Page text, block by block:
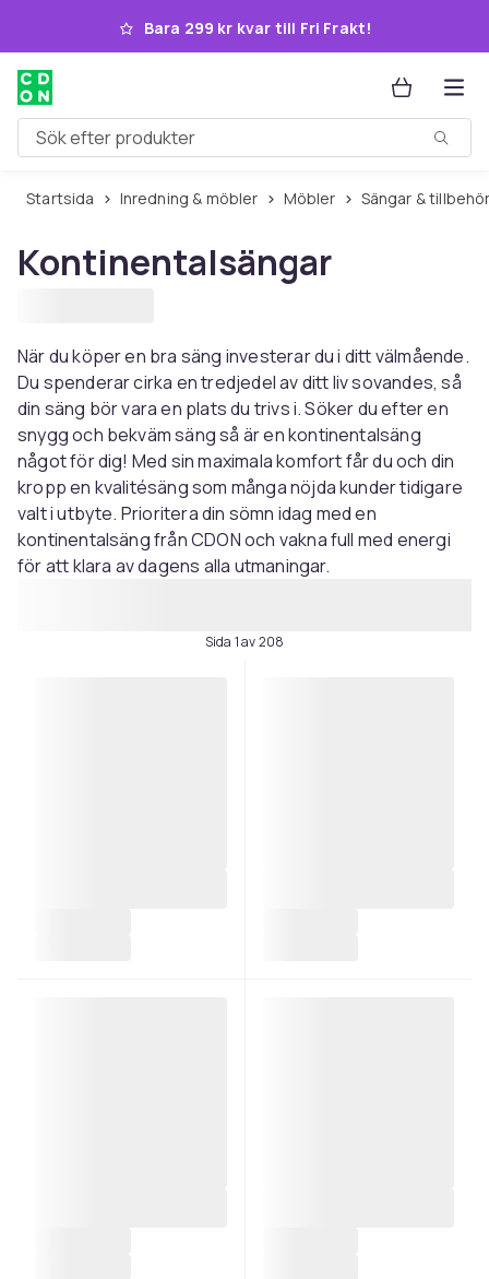
Hoppa till huvudinnehållet
Bara 299 kr kvar till Fri Frakt!
Sök efter produkter
Startsida Inredning & möbler Möbler Sängar &
Kontinentalsängar
När du köper en bra säng investerar du i ditt välmående.
Du spenderar cirka en tredjedel av ditt liv sovandes, så
din säng bör vara en plats du trivs i. Söker du efter en
snygg och bekväm säng så är en kontinentalsäng
något för dig! Med sin maximala komfort får du och din
kropp en kvalitésäng som många nöjda kunder tidigare
valt i utbyte. Prioritera din sömn idag med en
kontinentalsäng från CDON och vakna full med energi
för att klara av dagens alla utmaningar.
Sida 1 av 208